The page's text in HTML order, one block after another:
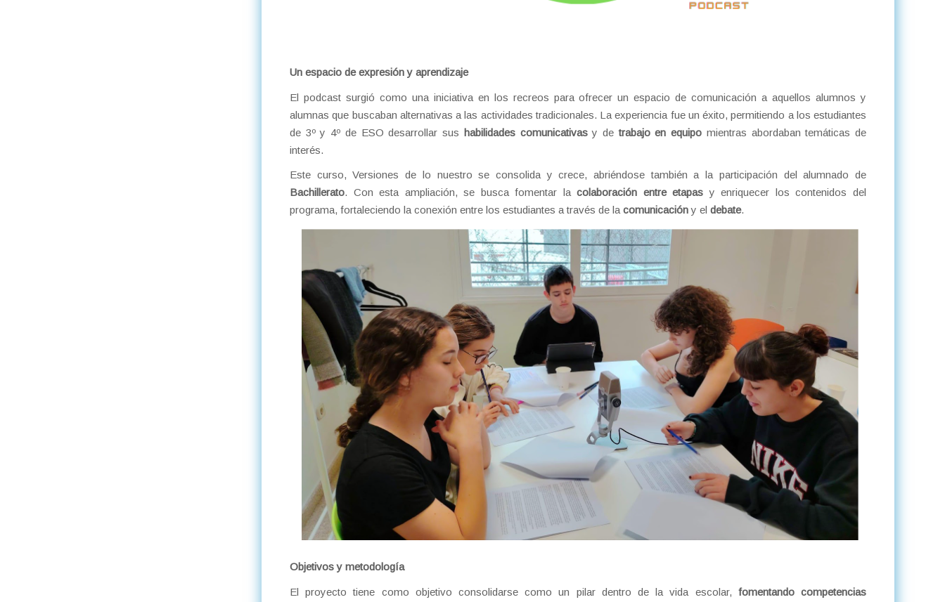
Un espacio de expresión y aprendizaje
El podcast surgió como una iniciativa en los recreos para ofrecer un espacio de comunicación a aquellos alumnos y
alumnas que buscaban alternativas a las actividades tradicionales. La experiencia fue un éxito, permitiendo a los estudiantes
de 3º y 4º de ESO desarrollar sus habilidades comunicativasy detrabajo en equipo mientras abordaban temáticas de
interés.
Este curso, Versiones de lo nuestro se consolida y crece, abriéndose también a la participación del alumnado de
Bachillerato. Con esta ampliación, se busca fomentar lacolaboración entre etapas y enriquecer los contenidos del
programa, fortaleciendo la conexión entre los estudiantes a través de la comunicacióny el debate.
Objetivos y metodología
El proyecto tiene como objetivo consolidarse como un pilar dentro de la vida escolar, fomentando competencias